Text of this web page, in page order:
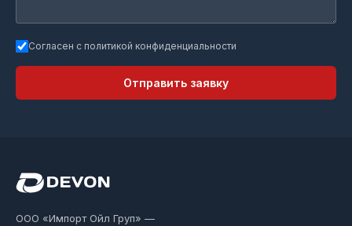
Согласен с политикой конфиденциальности
Отправить заявку
ООО «Импорт Ойл Груп» —